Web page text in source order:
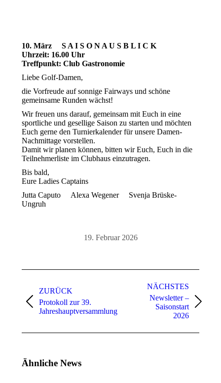
10. März S A I S O N A U S B L I C K
Uhrzeit: 16.00 Uhr
Treffpunkt: Club Gastronomie
Liebe Golf-Damen,
die Vorfreude auf sonnige Fairways und schöne
gemeinsame Runden wächst!
Wir freuen uns darauf, gemeinsam mit Euch in eine
sportliche und gesellige Saison zu starten und möchten
Euch gerne den Turnierkalender für unsere Damen-
Nachmittage vorstellen.
Damit wir planen können, bitten wir Euch, Euch in die
Teilnehmerliste im Clubhaus einzutragen.
Bis bald,
Eure Ladies Captains
Jutta Caputo Alexa Wegener Svenja Brüske-
Ungruh
19. Februar 2026
ZURÜCK
Vorheriger
Beitrag:
Protokoll zur 39.
Jahreshauptversammlung
NÄCHSTES
Nächster
Newsletter –
Saisonstart
2026
Ähnliche News